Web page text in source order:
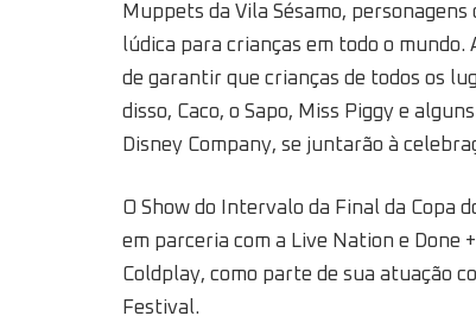
Muppets da Vila Sésamo,
lúdica para crianças em todo o
de garantir que crianças de todos os
disso, Caco, o Sapo, Miss Piggy e
Disney Company, se juntarão à
O Show do Intervalo da Final da Copa
em parceria com a Live Nation e Done
Coldplay, como parte de sua atuação
Festival.